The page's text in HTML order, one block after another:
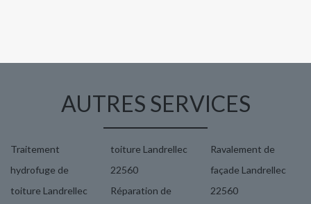
AUTRES SERVICES
Traitement
hydrofuge de
toiture Landrellec
toiture Landrellec
22560
Réparation de
Ravalement de
façade Landrellec
22560